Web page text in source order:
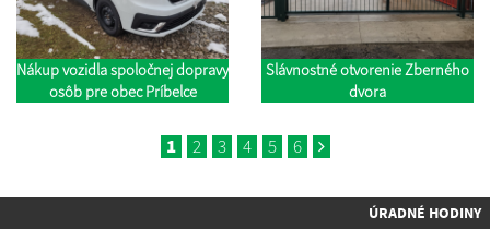
Nákup vozidla spoločnej dopravy
osôb pre obec Príbelce
Slávnostné otvorenie Zberného
dvora
1 2 3 4 5 6
ÚRADNÉ HODINY